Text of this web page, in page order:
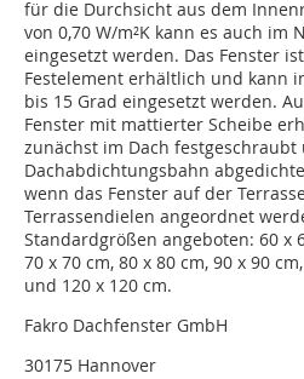
für die Durchsicht aus dem
von 0,70 W/m²K kann es auch im
eingesetzt werden. Das Fenster
Festelement erhältlich und kann
bis 15 Grad eingesetzt werden.
Fenster mit mattierter Scheibe
zunächst im Dach
Dachabdichtungsbahn
wenn das Fenster auf der
Terrassendielen angeordnet
Standardgrößen angeboten: 60 x
70 x 70 cm, 80 x 80 cm, 90 x 90
und 120 x 120 cm.
Fakro Dachfenster GmbH
30175 Hannover